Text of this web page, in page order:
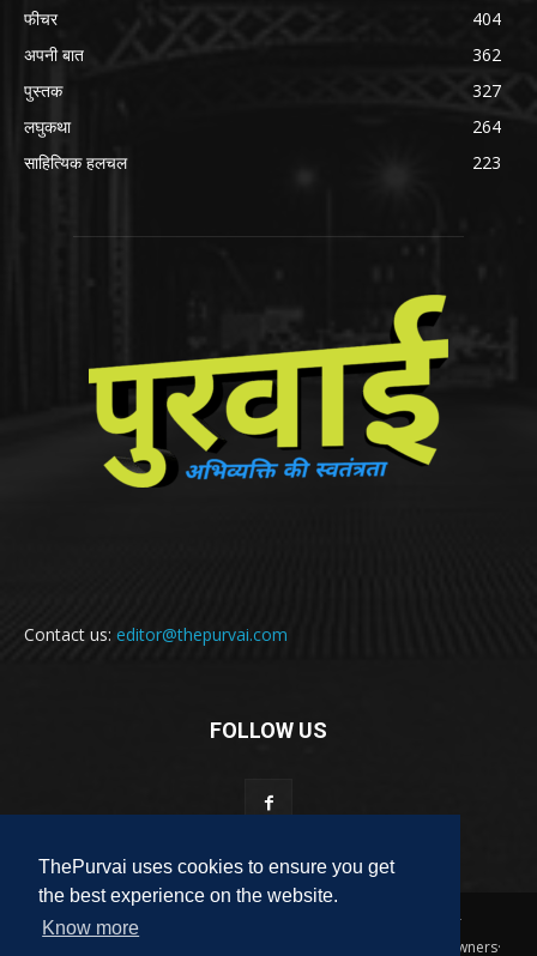
ThePurvai uses cookies to ensure you get
the best experience on the website.
Know more
फीचर
404
अपनी बात
362
पुस्तक
327
लघुकथा
264
साहित्यिक हलचल
223
Contact us: editor@thepurvai.com
FOLLOW US
Copyright 2018-2023 THE PURVAI | All Rights Reserved · And Our
Sitemap · All Logos & Trademark Belongs To Their Respective Owners·